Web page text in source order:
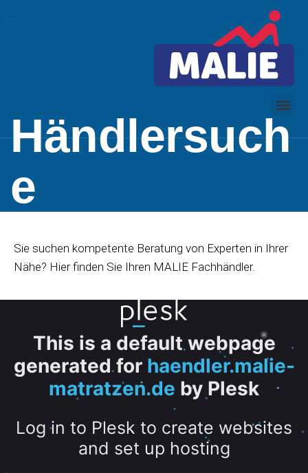
Händlersuch
e
Sie suchen kompetente Beratung von Experten in Ihrer
Nähe? Hier finden Sie Ihren MALIE Fachhändler.